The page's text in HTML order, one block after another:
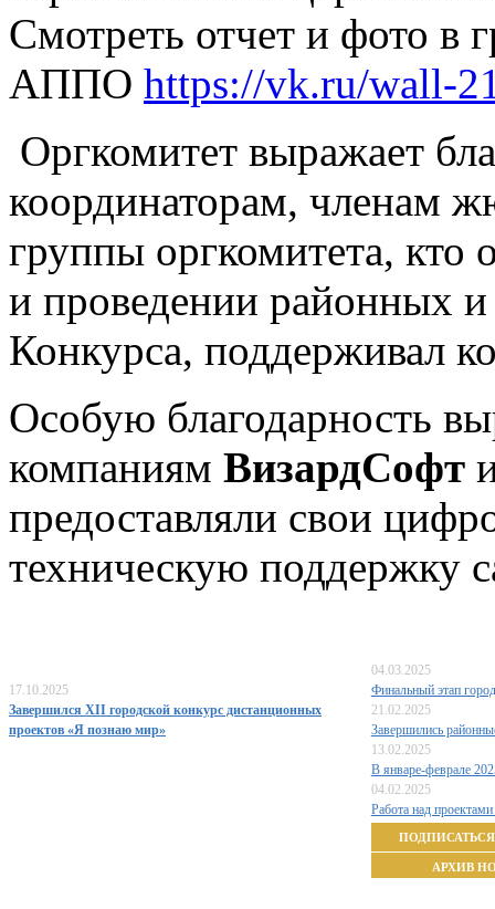
Смотреть отчет и фото в
АППО https://vk.ru/wall-
Оргкомитет выражает
координаторам, членам
группы оргкомитета, кто
и проведении районных
Конкурса, поддерживал
Особую благодарность
компаниям ВизардСофт
предоставляли свои
техническую поддержку
17.10.2025
Завершился XII городской конкурс дистанционных
проектов «Я познаю мир»
04.03.2025
Финальный этап
21.02.2025
Завершились
13.02.2025
В январе-феврале
04.02.2025
Работа над
АРХИВ